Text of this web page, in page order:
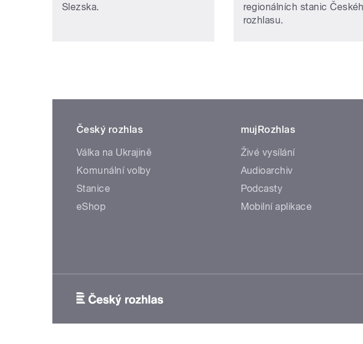
Slezska.
regionálních stanic
rozhlasu.
Český rozhlas
Válka na Ukrajině
Komunální volby
Stanice
eShop
mujRozhlas
Živé vysílání
Audioarchiv
Podcasty
Mobilní aplikace